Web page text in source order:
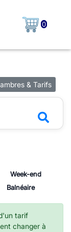
0
& Tarifs
Week-end
Balnéaire
tarif
changer à